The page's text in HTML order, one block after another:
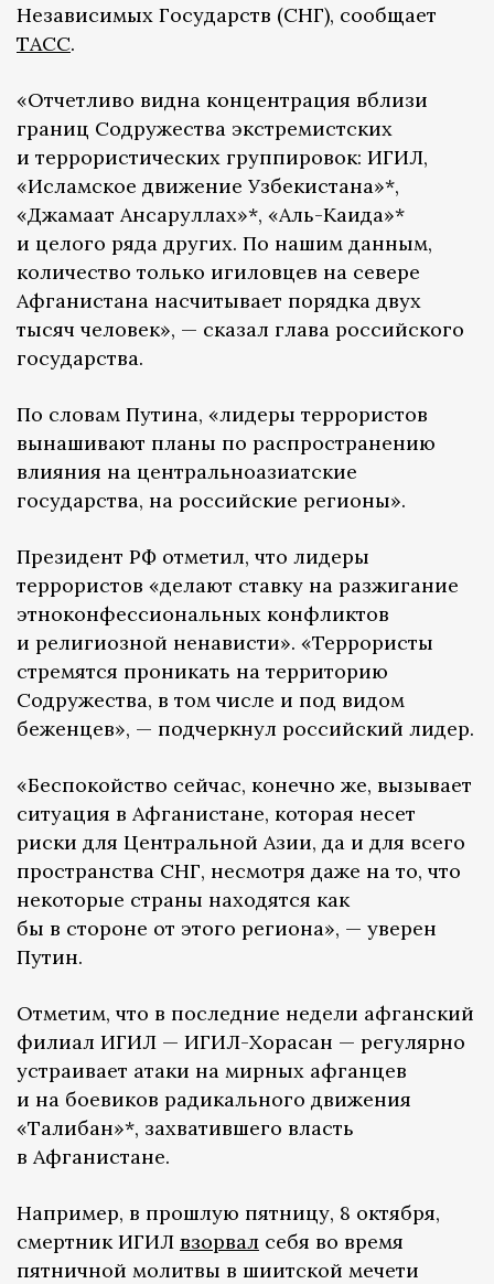
Независимых Государств (СНГ), сообщает
ТАСС.
«Отчетливо видна концентрация вблизи
границ Содружества экстремистских
и террористических группировок: ИГИЛ,
«Исламское движение Узбекистана»*,
«Джамаат Ансаруллах»*, «Аль-Каида»*
и целого ряда других. По нашим данным,
количество только игиловцев на севере
Афганистана насчитывает порядка двух
тысяч человек», — сказал глава российского
государства.
По словам Путина, «лидеры террористов
вынашивают планы по распространению
влияния на центральноазиатские
государства, на российские регионы».
Президент РФ отметил, что лидеры
террористов «делают ставку на разжигание
этноконфессиональных конфликтов
и религиозной ненависти». «Террористы
стремятся проникать на территорию
Содружества, в том числе и под видом
беженцев», — подчеркнул российский лидер.
«Беспокойство сейчас, конечно же, вызывает
ситуация в Афганистане, которая несет
риски для Центральной Азии, да и для всего
пространства СНГ, несмотря даже на то, что
некоторые страны находятся как
бы в стороне от этого региона», — уверен
Путин.
Отметим, что в последние недели афганский
филиал ИГИЛ — ИГИЛ-Хорасан — регулярно
устраивает атаки на мирных афганцев
и на боевиков радикального движения
«Талибан»*, захватившего власть
в Афганистане.
Например, в прошлую пятницу, 8 октября,
смертник ИГИЛ взорвал себя во время
пятничной молитвы в шиитской мечети